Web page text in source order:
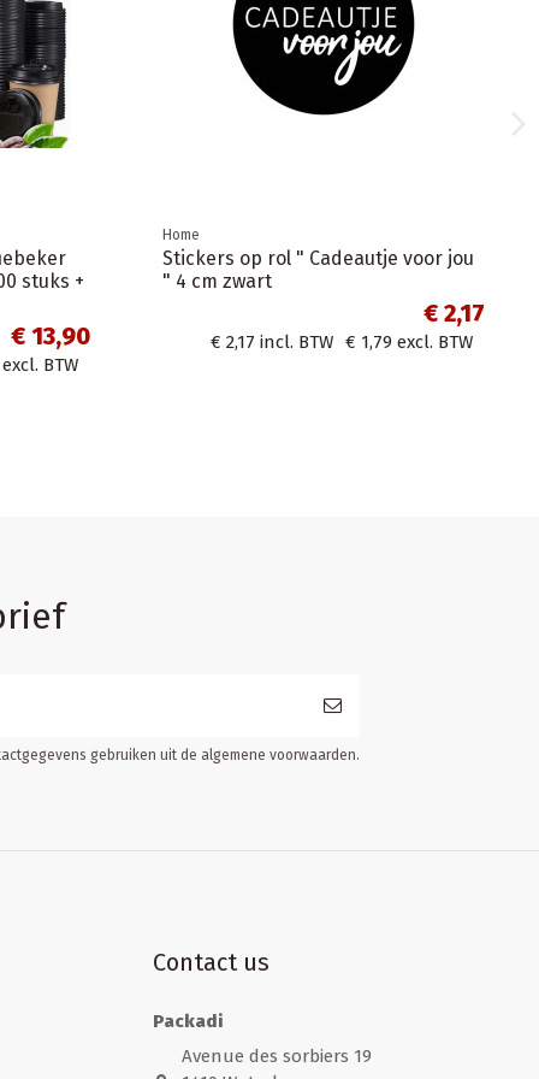
stuks +
€ 13,90
excl. BTW
Home
Stickers op rol " Cadeautje voor jou
" 4 cm zwart
€ 2,17
€ 2,17 incl. BTW € 1,79 excl. BTW
gebruiken uit de algemene voorwaarden.
Contact us
Packadi
Avenue des sorbiers 19